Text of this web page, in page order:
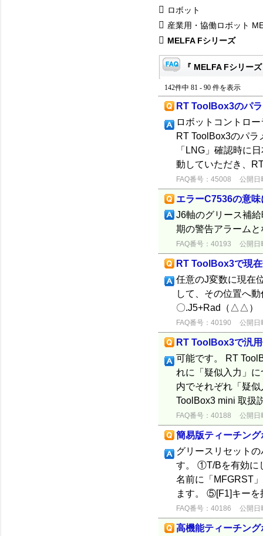
ロボット
産業用・協働ロボット
MELFA Fシリーズ
『 MELFA Fシリー
142件中 81 - 90 件を表示
RT ToolBox3のパ
ロボットコントロ
RT ToolBox3のパ
「LNG」確認時に
動していただき、
FAQ番号：45008 公開日
エラーC7536の意
J6軸のグリース補
期の警告アラーム
FAQ番号：40193 公開日
RT ToolBox3で現
任意のJ変数に現在
して、その位置へ
〇.J5+Rad（△△
FAQ番号：40190 公開日
RT ToolBox3で汎
可能です。 RT
れに「疑似入力」
内でそれぞれ「疑
ToolBox3 mini 取扱
FAQ番号：40188 公開日
簡易版ティーチン
グリースリセット
す。 ①T/Bを有効に
名前に「MFGRST
ます。 ⑤[F1]キー
FAQ番号：40186 公開日
高機能ティーチン